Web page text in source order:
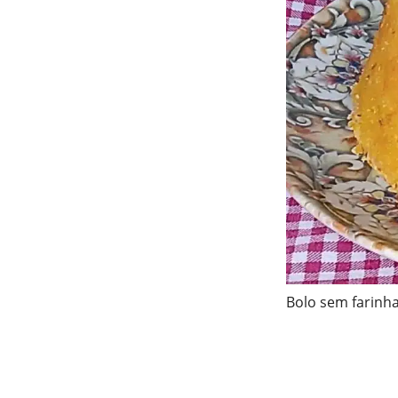
Bolo sem